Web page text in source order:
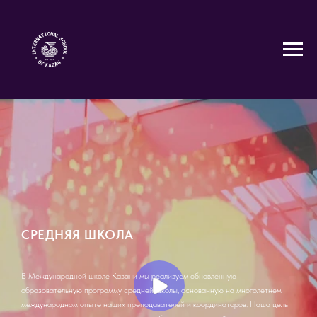
СРЕДНЯЯ ШКОЛА
В Международной школе Казани мы реализуем обновленную
образовательную программу средней школы, основанную на многолетнем
международном опыте наших преподавателей и координаторов. Наша цель